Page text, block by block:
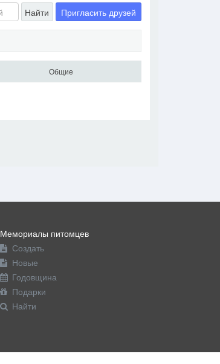
Найти Пригласить друзей
Общие
Мемориалы питомцев
Создать
Новые
Годовщина
Подарки
Найти